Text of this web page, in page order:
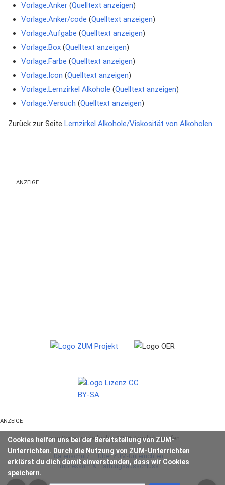
Vorlage:Anker(Quelltext anzeigen)
Vorlage:Anker/code (Quelltext anzeigen)
Vorlage:Aufgabe (Quelltext anzeigen)
Vorlage:Box(Quelltext anzeigen)
Vorlage:Farbe (Quelltext anzeigen)
Vorlage:Icon (Quelltext anzeigen)
Vorlage:Lernzirkel Alkohole (Quelltext anzeigen)
Vorlage:Versuch (Quelltext anzeigen)
Zurück zur Seite Lernzirkel Alkohole/Viskosität von Alkoholen.
Cookies helfen uns bei der Bereitstellung von ZUM-
Unterrichten. Durch die Nutzung von ZUM-Unterrichten
erklärst du dich damit einverstanden, dass wir Cookies
speichern.
ANZEIGE
ANZEIGE
Diese Seite wurde bisher 10.967-mal abgerufen.
Datenschutz
Über ZUM-Unterrichten
Impressum & Haftungsausschluss